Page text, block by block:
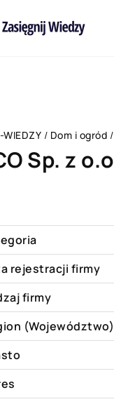
WIEDZY / Dom i ogród /
Sp. z o.o
rejestracji firmy
firmy
(Województwo)